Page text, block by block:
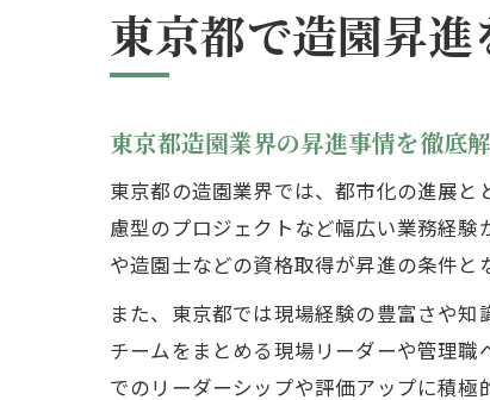
東京都で造園昇
東京都造園業界の昇進事情を徹底
東京都の造園業界では、都市化の進展
慮型のプロジェクトなど幅広い業務経
や造園士などの資格取得が昇進の条件と
また、東京都では現場経験の豊富さや
チームをまとめる現場リーダーや管理
でのリーダーシップや評価アップに積極